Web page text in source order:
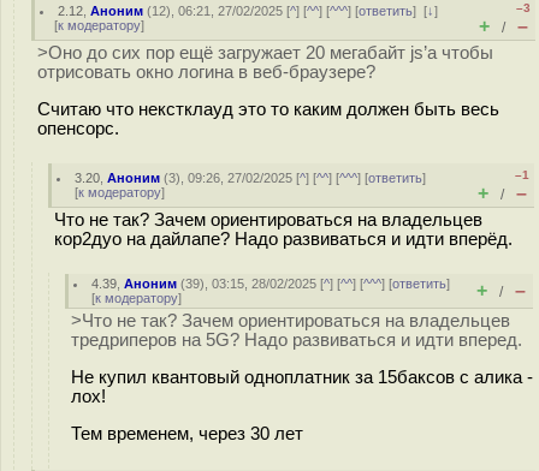
2.12 ,Аноним (12), 06:21, 27/02/2025 [^] [^^] [^^^] [ответить][↓]
[к модератору]
–3
+ / –
>Оно до сих пор ещё загружает 20 мегабайт js’а чтобы
отрисовать окно логина в веб-браузере?
Считаю что некстклауд это то каким должен быть весь
опенсорс.
3.20 ,Аноним (3), 09:26, 27/02/2025 [^] [^^] [^^^] [ответить]
[к модератору]
–1
+ / –
Что не так? Зачем ориентироваться на владельцев
кор2дуо на дайлапе? Надо развиваться и идти вперёд.
4.39 ,Аноним (39), 03:15, 28/02/2025 [^] [^^] [^^^] [ответить]
[к модератору] + / –
>Что не так? Зачем ориентироваться на владельцев
тредриперов на 5G? Надо развиваться и идти вперед.
Не купил квантовый одноплатник за 15баксов с алика -
лох!
Тем временем, через 30 лет